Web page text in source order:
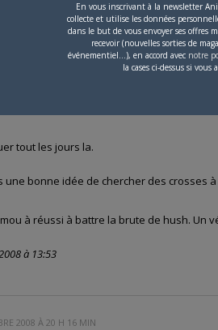
À 11 H 02 MIN
reprendre mes combats.
panosse. Exactement l’inverse pour l’autre
tout les jours la.
une bonne idée de chercher des crosses
à réussi à battre la brute de hush. Un
à 13:53
2008 À 20 H 16 MIN
En vous inscrivant à la newsletter
collecte et utilise les données
dans le but de vous envoyer ses offres
recevoir (nouvelles sorties de
événementiel...), en accord avec notre
la cases ci-dessus si